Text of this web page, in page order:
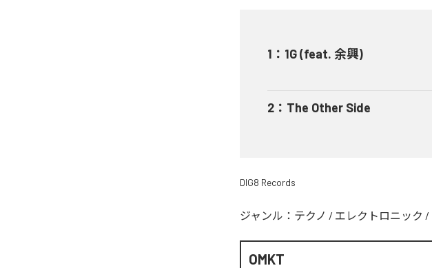
1 ： 1G (feat. 余興)
2 ： The Other Side
DIG8 Records
ジャンル： テクノ / エレクトロニック /
OMKT